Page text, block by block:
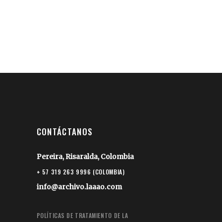
CONTÁCTANOS
Pereira, Risaralda, Colombia
+ 57 319 263 9996 (COLOMBIA)
info@archivo.laaao.com
POLÍTICAS DE TRATAMIENTO DE LA